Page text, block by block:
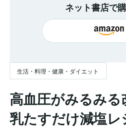
ネット書店で
生活・料理・健康・ダイエット
高血圧がみるみ
乳たすだけ減塩レ